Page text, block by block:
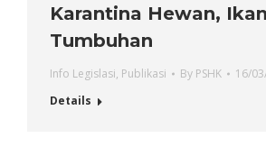
Karantina Hewan,
Tumbuhan
Info Legislasi, Publikasi By PSHK
16/
Details